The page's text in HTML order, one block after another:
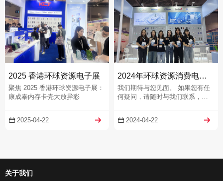
2025 香港环球资源电子展
聚焦 2025 香港环球资源电子展：
康成泰内存卡壳大放异彩
2025-04-22
2024年环球资源消费电子展
我们期待与您见面。 如果您有任
何疑问，请随时与我们联系，我
2024-04-22
关于我们